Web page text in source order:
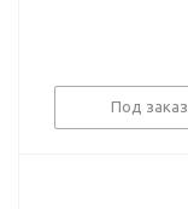
Под заказ